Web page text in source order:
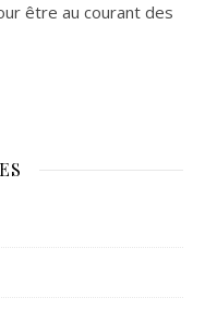
être au courant des